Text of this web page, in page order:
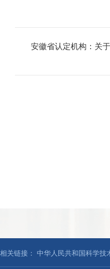
安徽省认定机构：关
相关链接： 中华人民共和国科学技